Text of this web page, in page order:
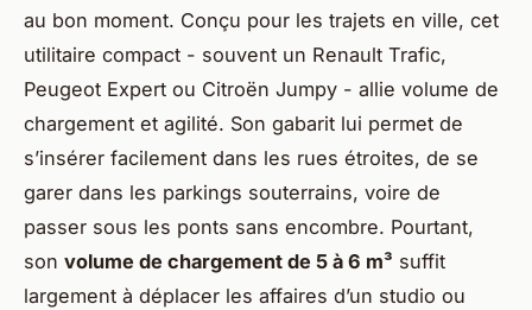
au bon moment. Conçu pour les trajets en ville, cet
utilitaire compact - souvent un Renault Trafic,
Peugeot Expert ou Citroën Jumpy - allie volume de
chargement et agilité. Son gabarit lui permet de
s’insérer facilement dans les rues étroites, de se
garer dans les parkings souterrains, voire de
passer sous les ponts sans encombre. Pourtant,
son volume de chargement de 5 à 6 m³ suffit
largement à déplacer les affaires d’un studio ou